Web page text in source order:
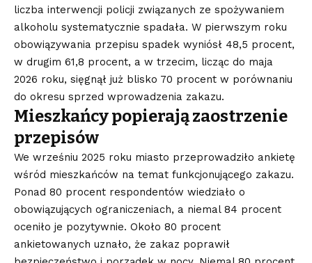
liczba interwencji policji związanych ze spożywaniem
alkoholu systematycznie spadała. W pierwszym roku
obowiązywania przepisu spadek wyniósł 48,5 procent,
w drugim 61,8 procent, a w trzecim, licząc do maja
2026 roku, sięgnął już blisko 70 procent w porównaniu
do okresu sprzed wprowadzenia zakazu.
Mieszkańcy popierają zaostrzenie
przepisów
We wrześniu 2025 roku miasto przeprowadziło ankietę
wśród mieszkańców na temat funkcjonującego zakazu.
Ponad 80 procent respondentów wiedziało o
obowiązujących ograniczeniach, a niemal 84 procent
oceniło je pozytywnie. Około 80 procent
ankietowanych uznało, że zakaz poprawił